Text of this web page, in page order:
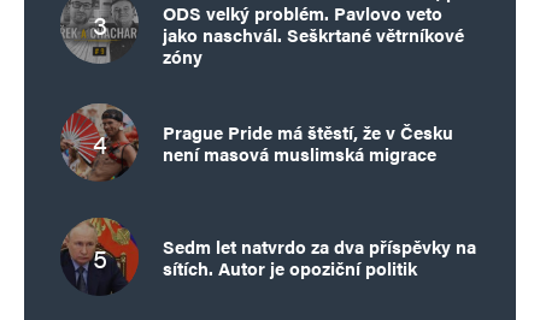
ODS velký problém. Pavlovo veto
jako naschvál. Seškrtané větrníkové
zóny
Prague Pride má štěstí, že v Česku
není masová muslimská migrace
Sedm let natvrdo za dva příspěvky na
sítích. Autor je opoziční politik